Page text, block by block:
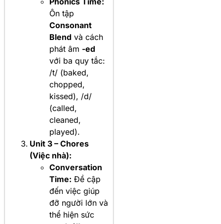
Ôn tập
Consonant
Blend và cách
phát âm -ed
với ba quy tắc:
/t/ (baked,
chopped,
kissed), /d/
(called,
cleaned,
played).
Unit 3 – Chores
(Việc nhà):
Conversation
Time: Đề cập
đến việc giúp
đỡ người lớn và
thể hiện sức